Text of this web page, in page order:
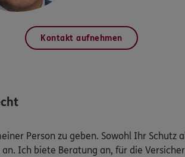
Kontakt aufnehmen
Person zu geben. Sowohl Ihr Schutz
Ich biete Beratung an, für die